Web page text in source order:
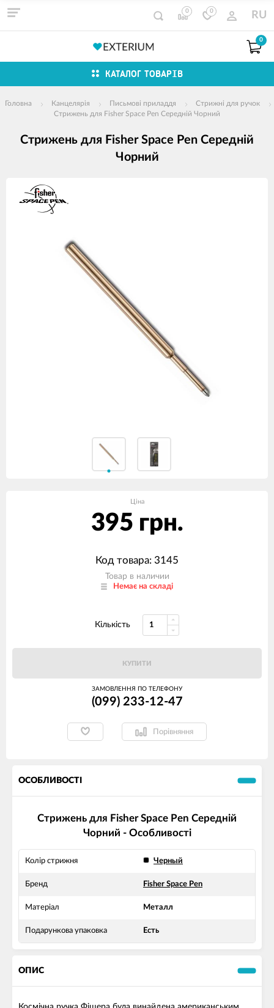
0 0 RU
0
КАТАЛОГ ТОВАРІВ
Головна Канцелярія Письмові приладдя
Стрижні для ручок
Стрижень для Fisher Space Pen Середній Чорний
Стрижень для Fisher Space Pen Середній
Чорний
зображення
продуктів
Ціна
395 грн.
Код товара: 3145
Товар в наличии
Немає на складі
Кількість
КУПИТИ
ЗАМОВЛЕННЯ ПО ТЕЛЕФОНУ
(099) 233-12-47
Порівняння
ОСОБЛИВОСТІ
Стрижень для Fisher Space Pen Середній
Чорний - Особливості
Колір стрижня Черный
Бренд Fisher Space Pen
Матеріал Металл
Подарункова упаковка Есть
ОПИС